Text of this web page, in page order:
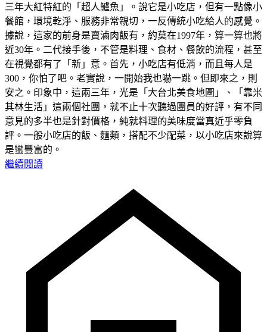
三年大紅特紅的「超人鱸魚」。說它是小吃店，但有一點像小
餐館，環境乾淨、服務非常親切，一反傳統小吃給人的感覺。
據說，這家的前身是賣滷肉飯有，約莫在1997年，算一算也將
近30年。二代接手後，不管是料理、食材、餐飲的流程，甚至
在視覺都有了「新」意。首先，小吃店有低消，而且每人是
300，你怕了吧。老實說，一開始我也嚇一跳。但即來之，則
安之。印象中，這兩三年，光是「大台北美食地圖」、「靠米
其林生活」這兩個社團，就不止十次聽過團員的好評，有不同
意見的多半也是針對價格，純就料理的美味度當真近乎零負
評。一般小吃店的飯、麵類，搭配不少配菜，以小吃店來說算
是蠻豐富的。
繼續閱讀